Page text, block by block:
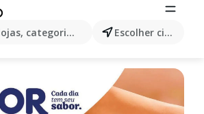
categorias,produtos... Escolher cidade